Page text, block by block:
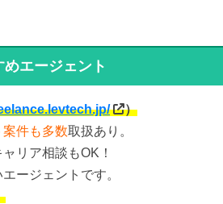
エージェント
）
件も多数取扱あり。
リア相談もOK！
ージェントです。